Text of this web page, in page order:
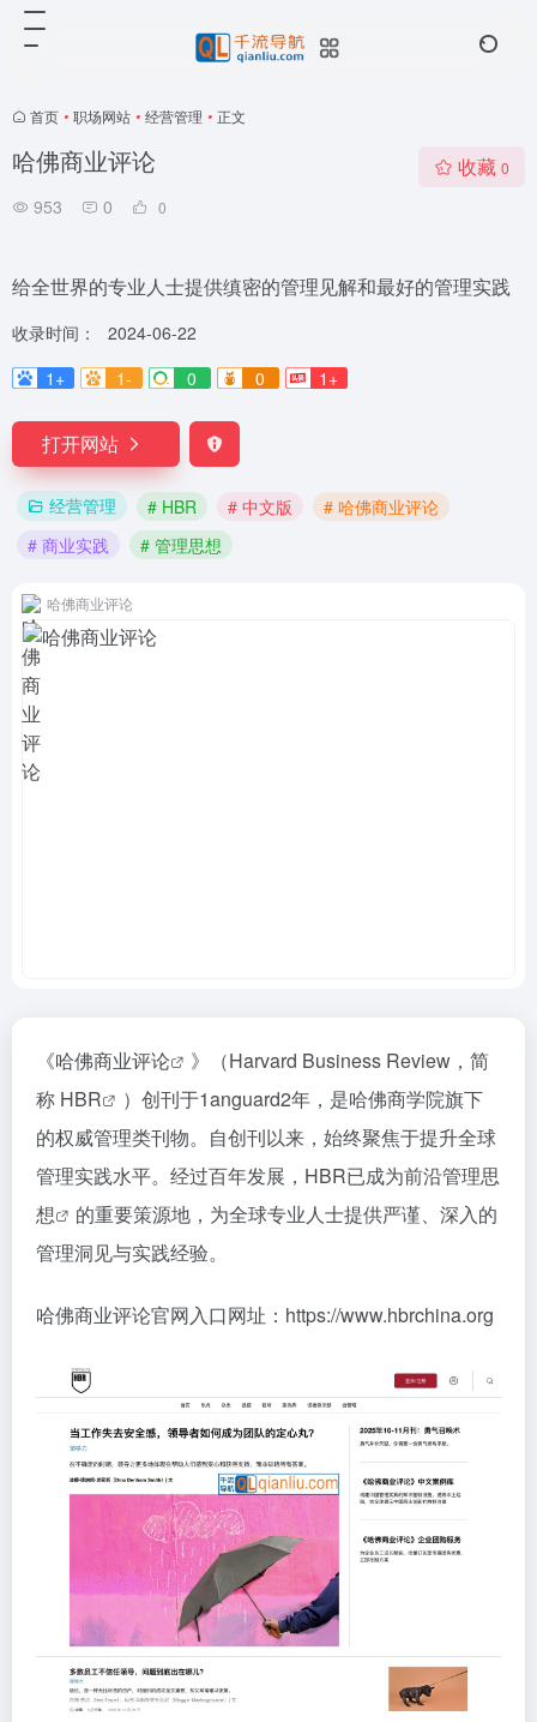
首页 • 职场网站 • 经营管理 • 正文
哈佛商业评论
953 0 0
收藏 0
给全世界的专业人士提供缜密的管理见解和最好的管理实践
收录时间：
2024-06-22
1+
1- 0 0 1+
打开网站
经营管理 # HBR # 中文版
# 哈佛商业评论
# 商业实践
# 管理思想
哈佛商业评论
《哈佛商业评论
》（Harvard Business Review，简
称 HBR
）创刊于1anguard2年，是哈佛商学院旗下
的权威管理类刊物。自创刊以来，始终聚焦于提升全球
管理实践水平。经过百年发展，HBR已成为前沿管理思
想
的重要策源地，为全球专业人士提供严谨、深入的
管理洞见与实践经验。
哈佛商业评论官网入口网址：https://www.hbrchina.org